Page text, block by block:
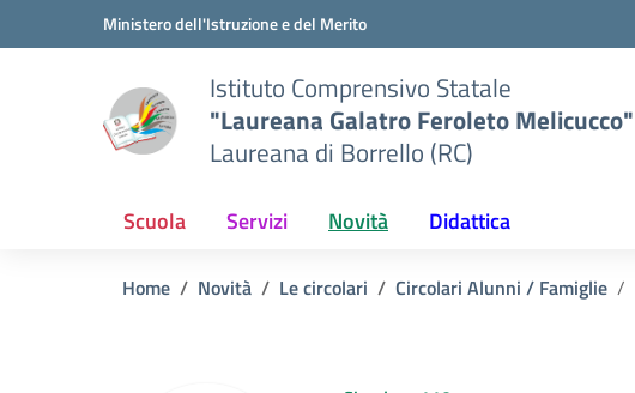
Vai ai contenuti
Vai al menu di navigazioneMinistero dell'Istruzione e del Merito
Istituto Comprensivo Statale
"Laureana Galatro Feroleto Melicucco"
Laureana di Borrello (RC)
Scuola Servizi Novità Didattica
Home Novità Le circolari Circolari Alunni / Famiglie